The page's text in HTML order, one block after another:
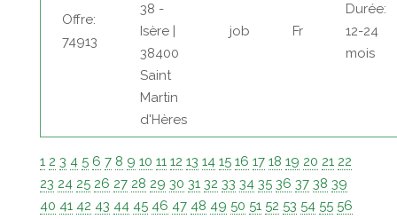
Offre:
74913
38 -
Isère |
38400
Saint
Martin
d'Hères
job Fr
Durée:
12-24
mois
1 2 3 4 5 6 7 8 9 10 11 12 13 14 15 16 17 18 19 20 21 22
23 24 25 26 27 28 29 30 31 32 33 34 35 36 37 38 39
40 41 42 43 44 45 46 47 48 49 50 51 52 53 54 55 56